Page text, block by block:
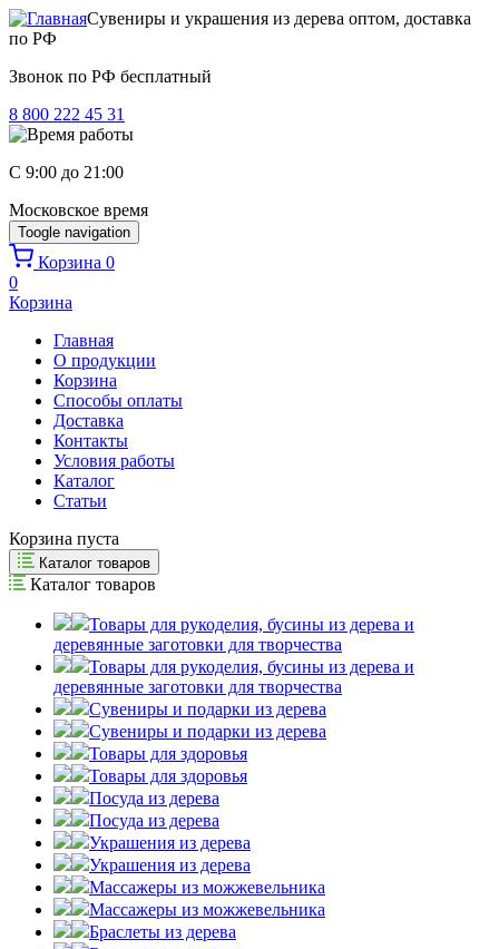
Перейти к основному содержанию
Сувениры и украшения из дерева оптом, доставка
по РФ
Звонок по РФ бесплатный
8 800 222 45 31
C 9:00 до 21:00
Московское время
Toogle navigation
Корзина 0
0
Корзина
Главная
О продукции
Корзина
Способы оплаты
Доставка
Контакты
Условия работы
Каталог
Статьи
Корзина пуста
Каталог товаров
Каталог товаров
Товары для рукоделия, бусины из дерева и
деревянные заготовки для творчества
Товары для рукоделия, бусины из дерева и
деревянные заготовки для творчества
Сувениры и подарки из дерева
Сувениры и подарки из дерева
Товары для здоровья
Товары для здоровья
Посуда из дерева
Посуда из дерева
Украшения из дерева
Украшения из дерева
Массажеры из можжевельника
Массажеры из можжевельника
Браслеты из дерева